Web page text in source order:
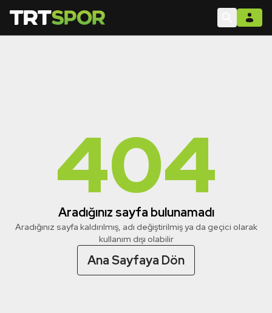
404
Aradığınız sayfa bulunamadı
Aradığınız sayfa kaldırılmış, adı değiştirilmiş ya da geçici olarak
kullanım dışı olabilir
Ana Sayfaya Dön